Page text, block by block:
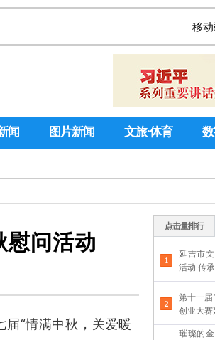
移
闻 图片新闻 文旅·体育
慰问活动
“情满中秋，关爱暖
点击量排行
延吉市
活动 传
第十一
创业大
璀璨的